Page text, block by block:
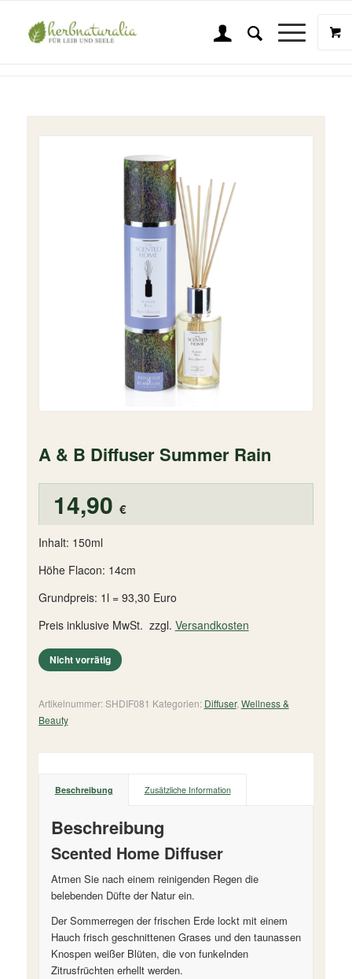
Shop
Sie sind hier: Startseite Wellness & Beauty Diffuser
A & B Diffuser Summer Rain
14,90 €
Inhalt: 150ml
Höhe Flacon: 14cm
Grundpreis: 1l = 93,30 Euro
Preis inklusive MwSt. zzgl. Versandkosten
Nicht vorrätig
Artikelnummer:SHDIF081 Kategorien: Diffuser, Wellness &
Beauty
Beschreibung Zusätzliche Information
Beschreibung
Scented Home Diffuser
Atmen Sie nach einem reinigenden Regen die
belebenden Düfte der Natur ein.
Der Sommerregen der frischen Erde lockt mit einem
Hauch frisch geschnittenen Grases und den taunassen
Knospen weißer Blüten, die von funkelnden
Zitrusfrüchten erhellt werden.